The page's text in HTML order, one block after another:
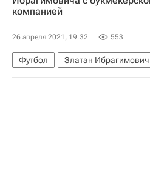
Джордан Ларссон
компанией
26 апреля 2021, 19:32 553
Футбол
Златан Ибрагимович
Вокруг спорта